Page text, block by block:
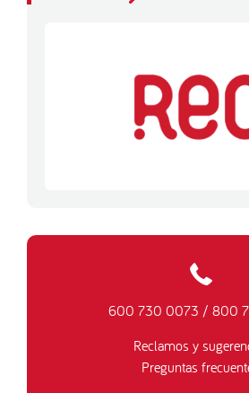
600 730 0073 / 800
Reclamos y
Preguntas